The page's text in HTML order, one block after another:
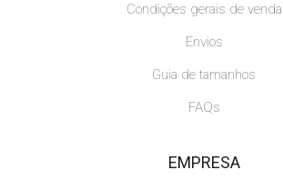
Condições gerais de venda
Envios
Guia de tamanhos
FAQs
EMPRESA